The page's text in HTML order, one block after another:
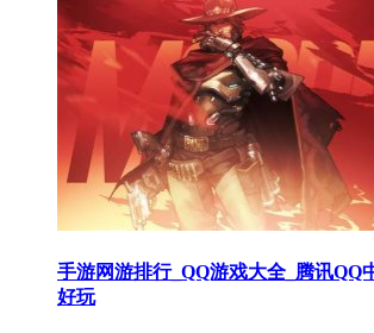
手游网游排行_QQ游戏大全_腾讯QQ
好玩